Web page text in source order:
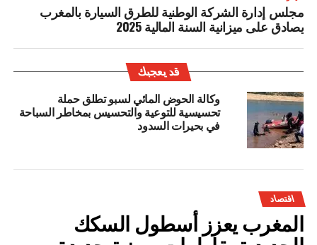
مجلس إدارة الشركة الوطنية للطرق السيارة بالمغرب
يصادق على ميزانية السنة المالية 2025
قد يعجبك
وكالة الحوض المائي لسبو تطلق حملة
تحسيسية للتوعية والتحسيس بمخاطر السباحة
في بحيرات السدود
اقتصاد
المغرب يعزز أسطول السكك